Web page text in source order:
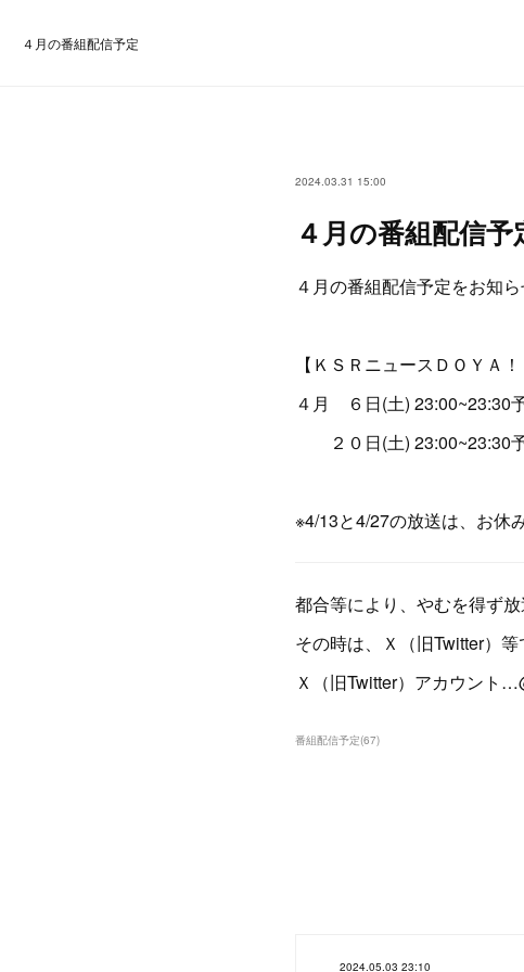
４月の番組配信予定
2024.03.31 15:00
４月の番組配信予
４月の番組配信予定をお知ら
【ＫＳＲニュースＤＯＹＡ！
４月 ６日(土) 23:00~23:30
２０日(土) 23:00~23:30
※4/13と4/27の放送は、お休
都合等により、やむを得ず
その時は、Ｘ（旧Twitter）等
Ｘ（旧Twitter）アカウント
番組配信予定(67)
2024.05.03 23:10